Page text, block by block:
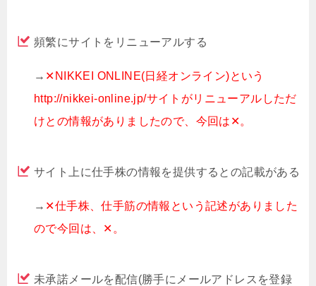
頻繁にサイトをリニューアルする
→ ✕NIKKEI ONLINE(日経オンライン)という
http://nikkei-online.jp/サイトがリニューアルしただ
けとの情報がありましたので、今回は✕。
サイト上に仕手株の情報を提供するとの記載がある
→ ✕仕手株、仕手筋の情報という記述がありました
ので今回は、✕。
未承諾メールを配信(勝手にメールアドレスを登録